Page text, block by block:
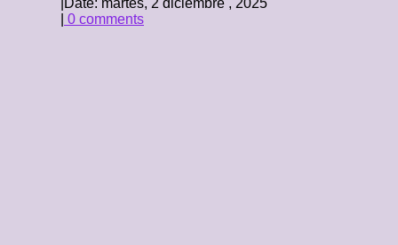
Date: martes, 2 diciembre , 2025
0 comments